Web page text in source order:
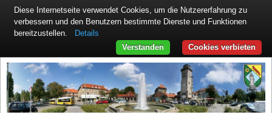
Diese Internetseite verwendet Cookies, um die Nutzererfahrung zu
verbessern und den Benutzern bestimmte Dienste und Funktionen
bereitzustellen.
Details
Cookies verbieten
Verstanden